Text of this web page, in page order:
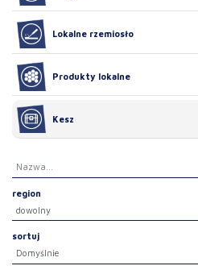
Lokalne rzemiosło
Produkty lokalne
Kesz
region
sortuj